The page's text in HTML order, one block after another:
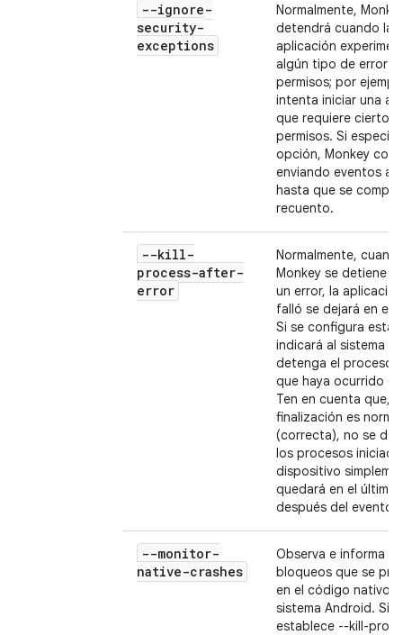
--ignore-
security-
exceptions
Normalmente,
detendrá cuando la
aplicación
algún tipo de error
permisos; por
intenta iniciar una
que requiere ciertos
permisos. Si
opción, Monkey
enviando eventos al
hasta que se
recuento.
--kill-
process-after-
error
Normalmente,
Monkey se detiene
un error, la
falló se dejará en
Si se configura esta
indicará al sistema
detenga el proceso
que haya ocurrido el
Ten en cuenta que,
finalización es normal
(correcta), no se
los procesos
dispositivo
quedará en el último
después del evento
--monitor-
native-crashes
Observa e informa
bloqueos que se
en el código nativo
sistema Android. Si
establece --kill-